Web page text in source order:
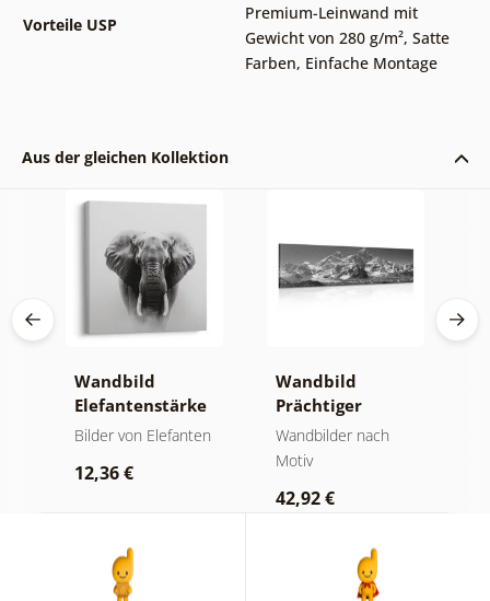
Vorteile USP
Premium-Leinwand mit
Gewicht von 280 g/m², Satte
Farben, Einfache Montage
Aus der gleichen Kollektion
Wandbild
Elefantenstärke
und Ruhe
Bilder von Elefanten
12,36 €
Wandbild
Prächtiger
Berggipfel in
Schwarz-Weiß
Wandbilder nach
Motiv
42,92 €